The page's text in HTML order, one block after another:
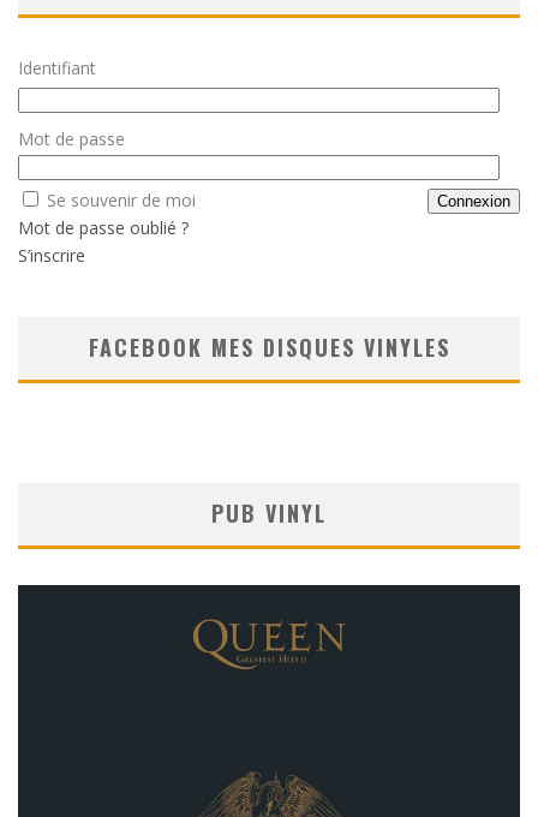
Identifiant
Mot de passe
Se souvenir de moi
Mot de passe oublié ?
S’inscrire
FACEBOOK MES DISQUES VINYLES
PUB VINYL